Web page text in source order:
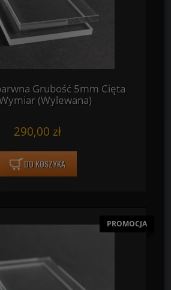
Grubość 5mm Cięta
(Wylewana)
290,00 zł
DO KOSZYKA
PROMOCJA